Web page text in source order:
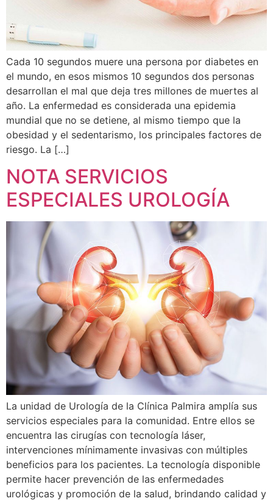
Cada 10 segundos muere una persona por diabetes en
el mundo, en esos mismos 10 segundos dos personas
desarrollan el mal que deja tres millones de muertes al
año. La enfermedad es considerada una epidemia
mundial que no se detiene, al mismo tiempo que la
obesidad y el sedentarismo, los principales factores de
riesgo. La […]
NOTA SERVICIOS
ESPECIALES UROLOGÍA
La unidad de Urología de la Clínica Palmira amplía sus
servicios especiales para la comunidad. Entre ellos se
encuentra las cirugías con tecnología láser,
intervenciones mínimamente invasivas con múltiples
beneficios para los pacientes. La tecnología disponible
permite hacer prevención de las enfermedades
urológicas y promoción de la salud, brindando calidad y